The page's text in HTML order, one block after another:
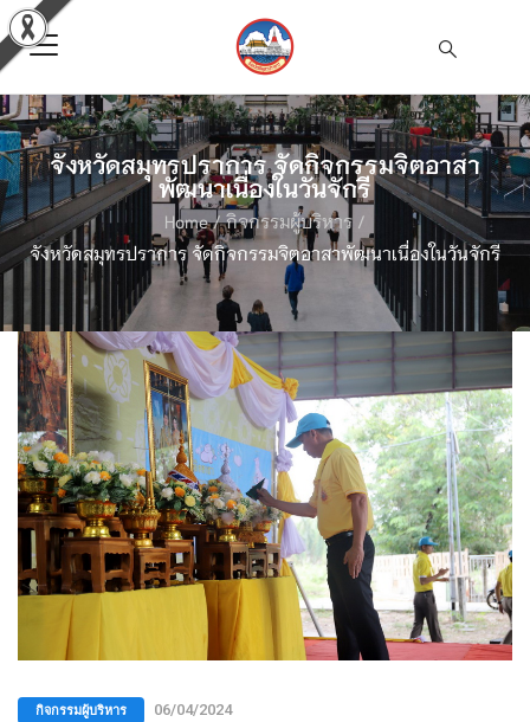
จังหวัดสมุทรปราการ จัดกิจกรรมจิตอาสา
พัฒนาเนื่องในวันจักรี
Home/ กิจกรรมผู้บริหาร /
จังหวัดสมุทรปราการ จัดกิจกรรมจิตอาสาพัฒนาเนื่องในวันจักรี
กิจกรรมผู้บริหาร 06/04/2024